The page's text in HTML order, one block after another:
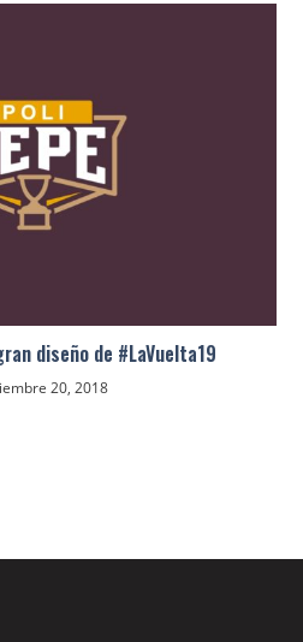
diseño de #LaVuelta19
20, 2018